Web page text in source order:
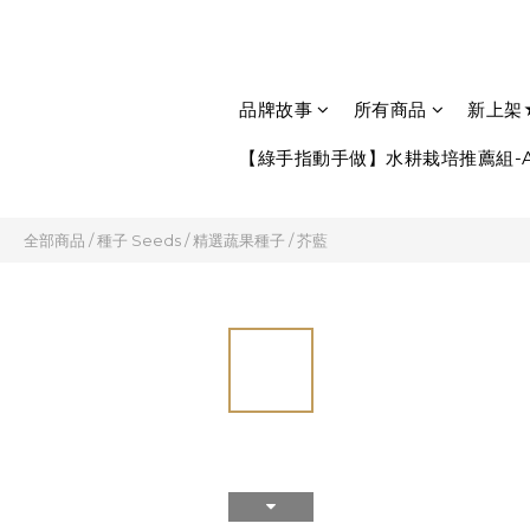
品牌故事 所有商品 新上
【綠手指動手做】水耕栽培推薦
全部商品 /種子 Seeds/精選蔬果種子 /芥藍